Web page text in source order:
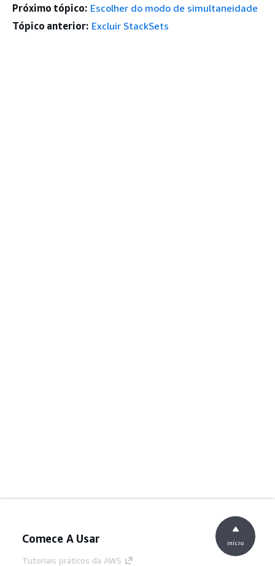
Próximo tópico: Escolher do modo de simultaneidade
Tópico anterior: Excluir StackSets
Comece A Usar
Tutoriais práticos da AWS
início